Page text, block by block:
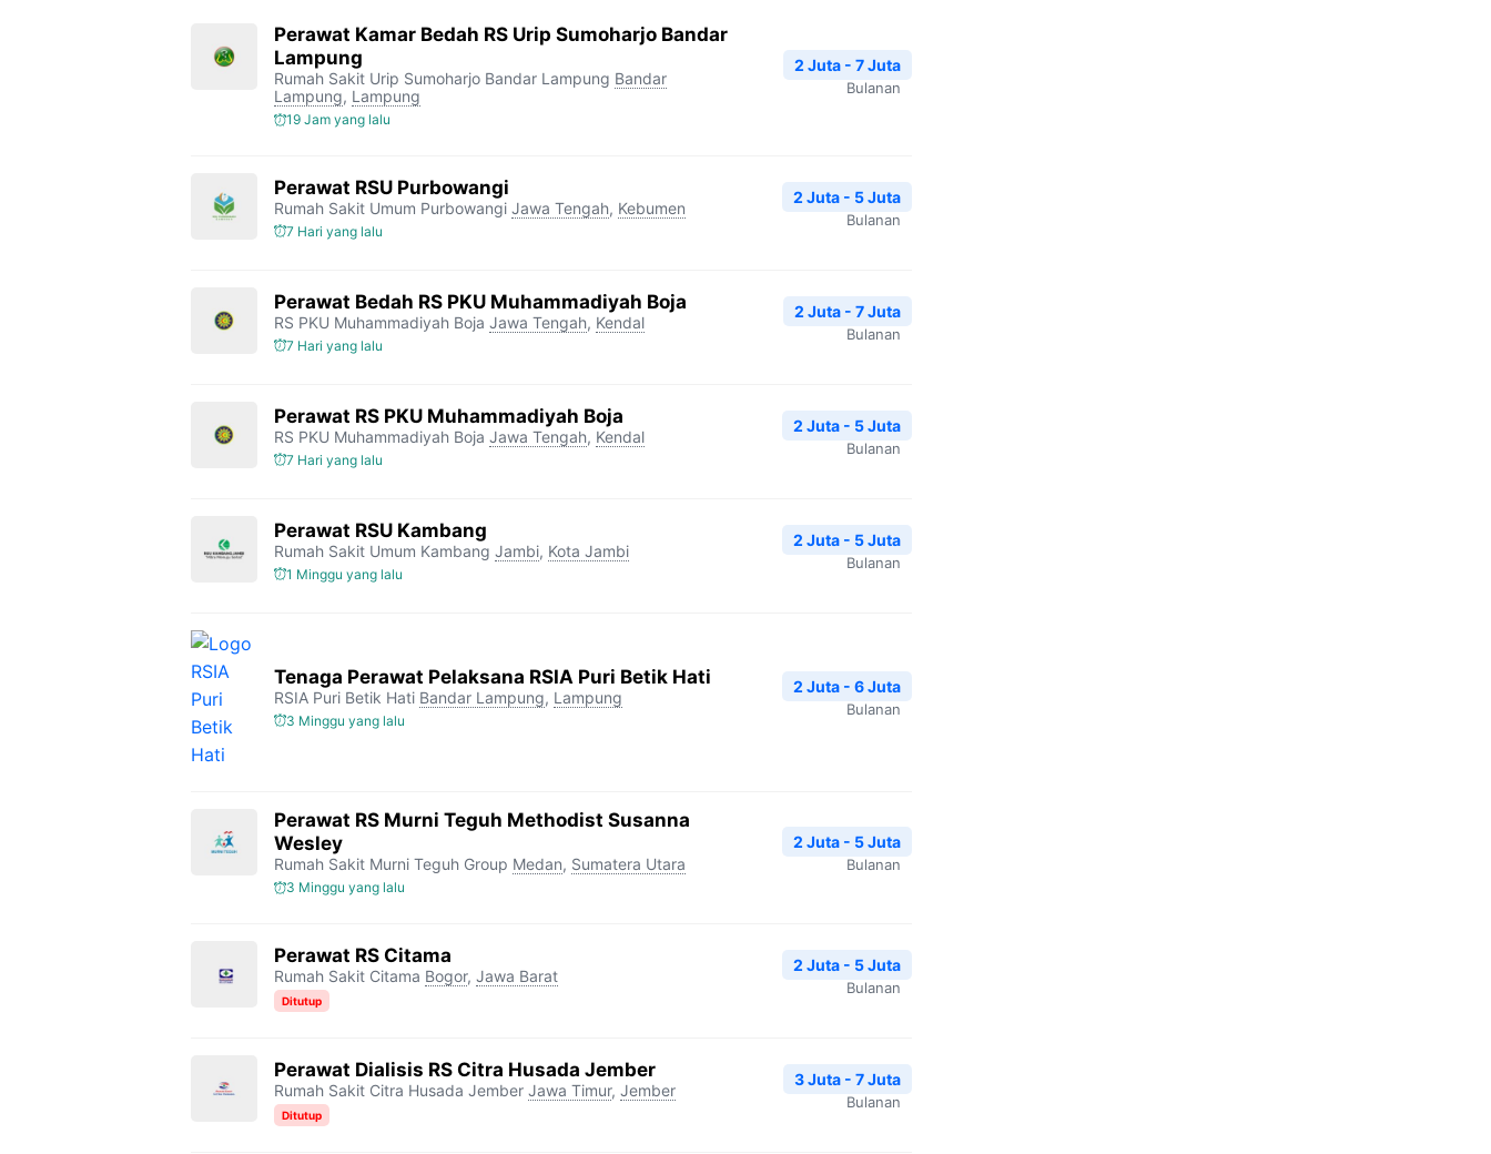
o
t
e
r
g
r
a
m
s
A
p
p
L
n
Perawat Kamar Bedah RS Urip Sumoharjo Bandar
Lampung
Rumah Sakit Urip Sumoharjo Bandar Lampung Bandar
Lampung, Lampung
19 Jam yang lalu
2 Juta - 7 Juta
Bulanan
Perawat RSU Purbowangi
Rumah Sakit Umum Purbowangi Jawa Tengah, Kebumen
7 Hari yang lalu
2 Juta - 5 Juta
Bulanan
Perawat Bedah RS PKU Muhammadiyah Boja
RS PKU Muhammadiyah Boja Jawa Tengah, Kendal
7 Hari yang lalu
2 Juta - 7 Juta
Bulanan
Perawat RS PKU Muhammadiyah Boja
RS PKU Muhammadiyah Boja Jawa Tengah, Kendal
7 Hari yang lalu
2 Juta - 5 Juta
Bulanan
Perawat RSU Kambang
Rumah Sakit Umum Kambang Jambi, Kota Jambi
1 Minggu yang lalu
2 Juta - 5 Juta
Bulanan
Tenaga Perawat Pelaksana RSIA Puri Betik Hati
RSIA Puri Betik Hati Bandar Lampung, Lampung
3 Minggu yang lalu
2 Juta - 6 Juta
Bulanan
Perawat RS Murni Teguh Methodist Susanna
Wesley
Rumah Sakit Murni Teguh Group Medan, Sumatera Utara
3 Minggu yang lalu
2 Juta - 5 Juta
Bulanan
Perawat RS Citama
Rumah Sakit Citama Bogor, Jawa Barat
Ditutup
2 Juta - 5 Juta
Bulanan
Perawat Dialisis RS Citra Husada Jember
Rumah Sakit Citra Husada Jember Jawa Timur, Jember
Ditutup
3 Juta - 7 Juta
Bulanan